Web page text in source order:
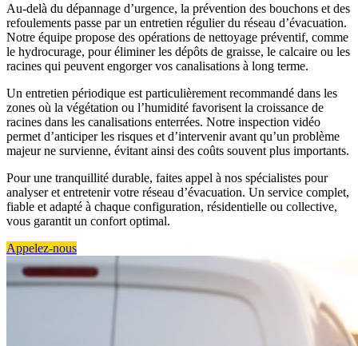
Au-delà du dépannage d’urgence, la prévention des bouchons et des
refoulements passe par un entretien régulier du réseau d’évacuation.
Notre équipe propose des opérations de nettoyage préventif, comme
le hydrocurage, pour éliminer les dépôts de graisse, le calcaire ou les
racines qui peuvent engorger vos canalisations à long terme.
Un entretien périodique est particulièrement recommandé dans les
zones où la végétation ou l’humidité favorisent la croissance de
racines dans les canalisations enterrées. Notre inspection vidéo
permet d’anticiper les risques et d’intervenir avant qu’un problème
majeur ne survienne, évitant ainsi des coûts souvent plus importants.
Pour une tranquillité durable, faites appel à nos spécialistes pour
analyser et entretenir votre réseau d’évacuation. Un service complet,
fiable et adapté à chaque configuration, résidentielle ou collective,
vous garantit un confort optimal.
Appelez-nous